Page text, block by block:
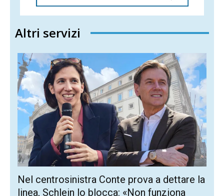
Altri servizi
Nel centrosinistra Conte prova a dettare la
linea, Schlein lo blocca: «Non funziona